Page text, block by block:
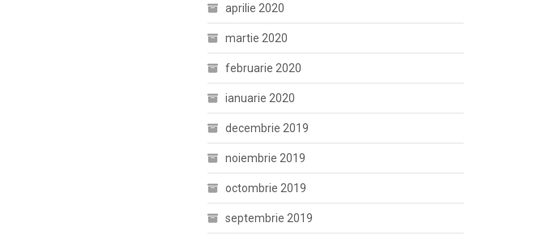
aprilie 2020
martie 2020
februarie 2020
ianuarie 2020
decembrie 2019
noiembrie 2019
octombrie 2019
septembrie 2019